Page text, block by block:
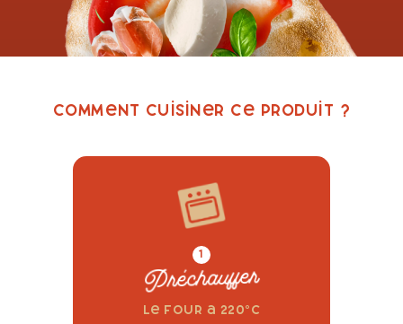
Comment cuisiner ce produit ?
1
Préchauffer
le four a 220°c